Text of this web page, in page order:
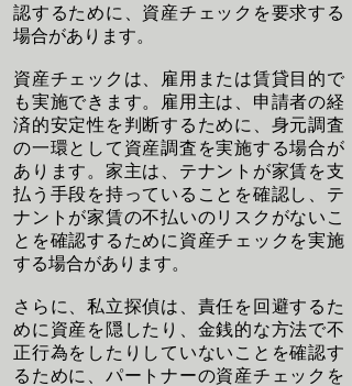
認するために、資産チェックを要求する
場合があります。
資産チェックは、雇用または賃貸目的で
も実施できます。雇用主は、申請者の経
済的安定性を判断するために、身元調査
の一環として資産調査を実施する場合が
あります。家主は、テナントが家賃を支
払う手段を持っていることを確認し、テ
ナントが家賃の不払いのリスクがないこ
とを確認するために資産チェックを実施
する場合があります。
さらに、私立探偵は、責任を回避するた
めに資産を隠したり、金銭的な方法で不
正行為をしたりしていないことを確認す
るために、パートナーの資産チェックを